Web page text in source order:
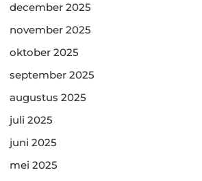
december 2025
november 2025
oktober 2025
september 2025
augustus 2025
juli 2025
juni 2025
mei 2025